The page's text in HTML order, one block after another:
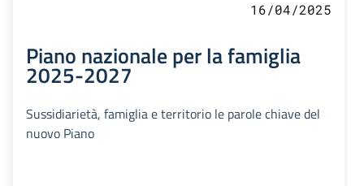
16/04/2025
Piano nazionale per la famiglia
2025-2027
Sussidiarietà, famiglia e territorio le parole chiave del
nuovo Piano